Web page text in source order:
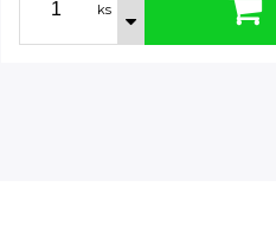
ks